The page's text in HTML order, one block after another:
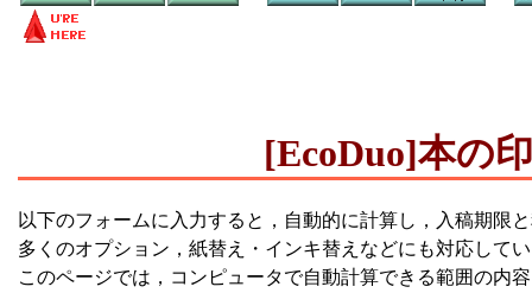
[EcoDuo]本の
以下のフォームに入力すると，自動的に計算し，入稿期限
多くのオプション，紙替え・インキ替えなどにも対応して
このページでは，コンピュータで自動計算できる範囲の内